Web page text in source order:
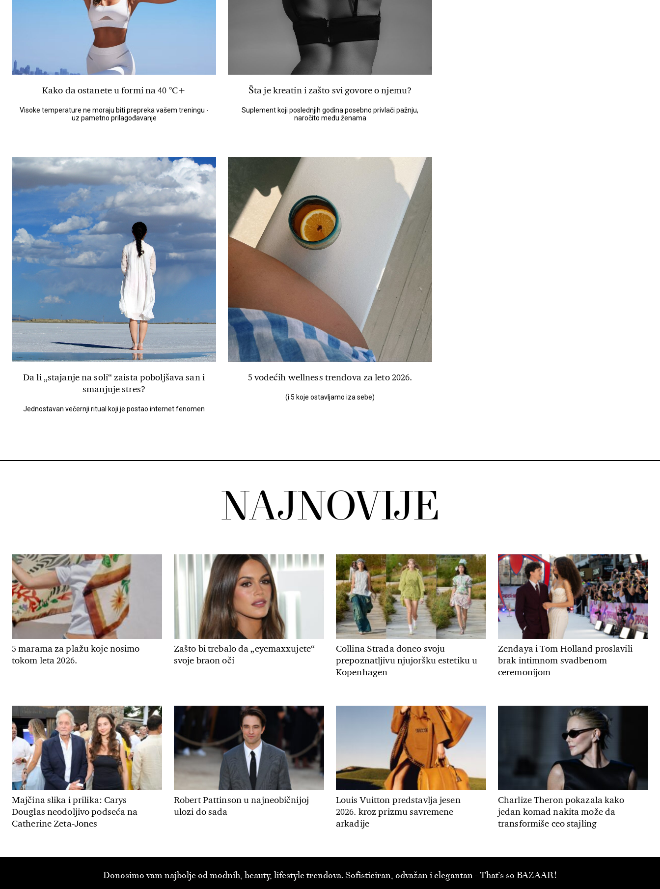
Kako da ostanete u formi na 40 °C+
Visoke temperature ne moraju biti prepreka vašem treningu -
uz pametno prilagođavanje
Šta je kreatin i zašto svi govore o njemu?
Suplement koji poslednjih godina posebno privlači pažnju,
naročito među ženama
Da li „stajanje na soli“ zaista poboljšava san i
smanjuje stres?
Jednostavan večernji ritual koji je postao internet fenomen
5 vodećih wellness trendova za leto 2026.
(i 5 koje ostavljamo iza sebe)
NAJNOVIJE
5 marama za plažu koje nosimo
tokom leta 2026.
Zašto bi trebalo da „eyemaxxujete“
svoje braon oči
Collina Strada doneo svoju
prepoznatljivu njujoršku estetiku u
Kopenhagen
Zendaya i Tom Holland proslavili
brak intimnom svadbenom
ceremonijom
Majčina slika i prilika: Carys
Douglas neodoljivo podseća na
Catherine Zeta-Jones
Robert Pattinson u najneobičnijoj
ulozi do sada
Louis Vuitton predstavlja jesen
2026. kroz prizmu savremene
arkadije
Charlize Theron pokazala kako
jedan komad nakita može da
transformiše ceo stajling
Donosimo vam najbolje od modnih, beauty, lifestyle trendova. Sofisticiran, odvažan i elegantan - That’s so BAZAAR!